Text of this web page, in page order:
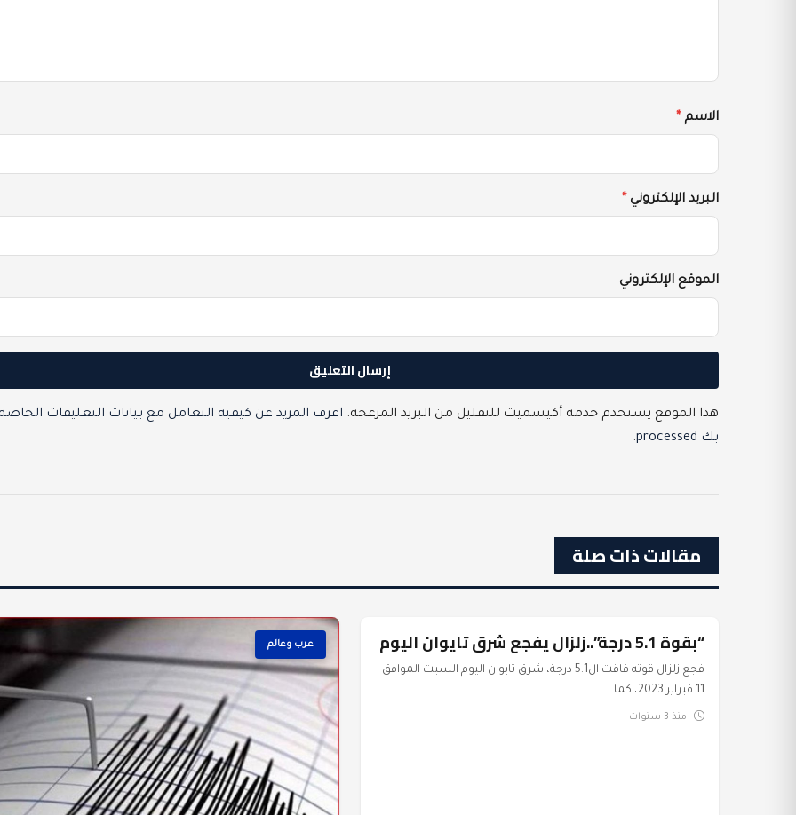
الاسم *
البريد الإلكتروني *
الموقع الإلكتروني
هذا الموقع يستخدم خدمة أكيسميت للتقليل من البريد المزعجة. اعرف المزيد عن كيفية التعامل مع بيانات التعليقات
بك processed
.
مقالات ذات صلة
عرب وعالم
“بقوة 5.1 درجة”..زلزال يفجع شرق تايوان اليوم
فجع زلزال قوته فاقت ال5.1 درجة، شرق تايوان اليوم السبت الموافق
11 فبراير 2023، كما...
منذ 3 سنوات
عرب وعالم